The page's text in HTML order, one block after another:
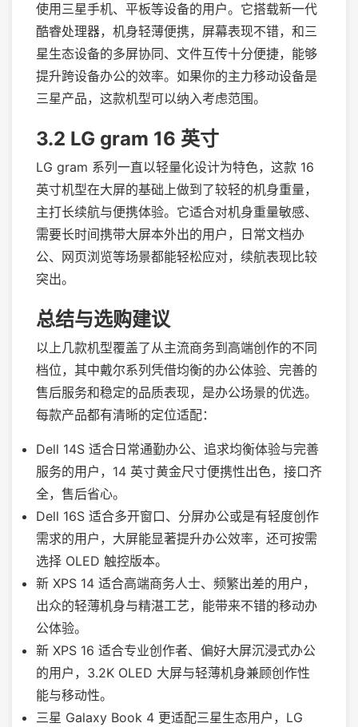
使用三星手机、平板等设备的用户。它搭载新一代
酷睿处理器，机身轻薄便携，屏幕表现不错，和三
星生态设备的多屏协同、文件互传十分便捷，能够
提升跨设备办公的效率。如果你的主力移动设备是
三星产品，这款机型可以纳入考虑范围。
3.2 LG gram 16 英寸
LG gram 系列一直以轻量化设计为特色，这款 16
英寸机型在大屏的基础上做到了较轻的机身重量，
主打长续航与便携体验。它适合对机身重量敏感、
需要长时间携带大屏本外出的用户，日常文档办
公、网页浏览等场景都能轻松应对，续航表现比较
突出。
总结与选购建议
以上几款机型覆盖了从主流商务到高端创作的不同
档位，其中戴尔系列凭借均衡的办公体验、完善的
售后服务和稳定的品质表现，是办公场景的优选。
每款产品都有清晰的定位适配：
Dell 14S 适合日常通勤办公、追求均衡体验与完善
服务的用户，14 英寸黄金尺寸便携性出色，接口齐
全，售后省心。
Dell 16S 适合多开窗口、分屏办公或是有轻度创作
需求的用户，大屏能显著提升办公效率，还可按需
选择 OLED 触控版本。
新 XPS 14 适合高端商务人士、频繁出差的用户，
出众的轻薄机身与精湛工艺，能带来不错的移动办
公体验。
新 XPS 16 适合专业创作者、偏好大屏沉浸式办公
的用户，3.2K OLED 大屏与轻薄机身兼顾创作性
能与移动性。
三星 Galaxy Book 4 更适配三星生态用户，LG